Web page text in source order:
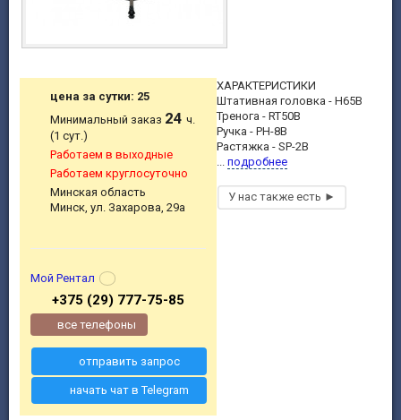
ХАРАКТЕРИСТИКИ
Штативная головка - H65B
Тренога - RT50B
Ручка - PH-8B
Растяжка - SP-2B
подробнее
цена за сутки: 25
Минимальный заказ 24ч.
(1 сут.)
Работаем в выходные
Работаем круглосуточно
Минская область
Минск, ул. Захарова, 29а
Мой Рентал
+375 (29) 777-75-85
все телефоны
отправить запрос
начать чат в Telegram